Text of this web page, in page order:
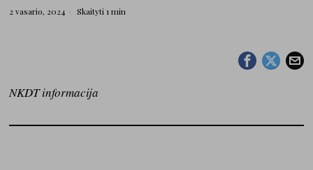
2 vasario, 2024 Skaityti 1 min
NKDTinformacija